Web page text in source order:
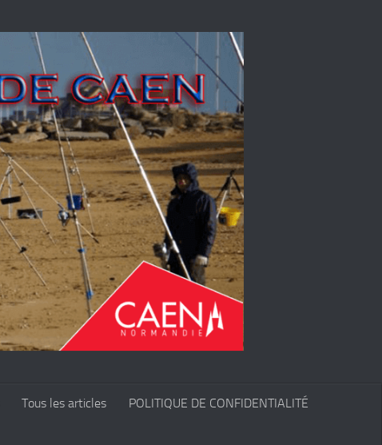
Tous les articles POLITIQUE DE CONFIDENTIALITÉ